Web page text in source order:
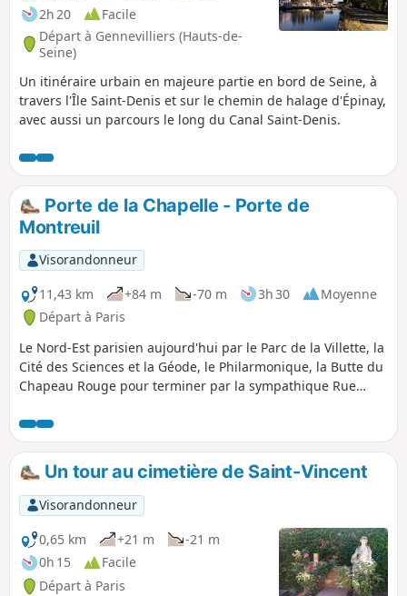
2h 20
Facile
Départ à Gennevilliers (Hauts-de-
Seine)
Un itinéraire urbain en majeure partie en bord de Seine, à
travers l'Île Saint-Denis et sur le chemin de halage d'Épinay,
avec aussi un parcours le long du Canal Saint-Denis.
Porte de la Chapelle - Porte de
Montreuil
Visorandonneur
11,43 km
+84 m -70 m 3h 30
Moyenne
Départ à Paris
Le Nord-Est parisien aujourd'hui par le Parc de la Villette, la
Cité des Sciences et la Géode, le Philarmonique, la Butte du
Chapeau Rouge pour terminer par la sympathique Rue
Un tour au cimetière de Saint-Vincent
Visorandonneur
0,65 km
+21 m
-21 m
0h 15
Facile
Départ à Paris